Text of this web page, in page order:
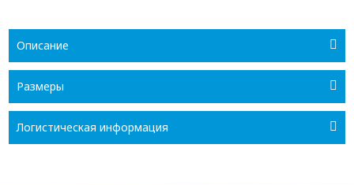
Описание
Размеры
Логистическая информация